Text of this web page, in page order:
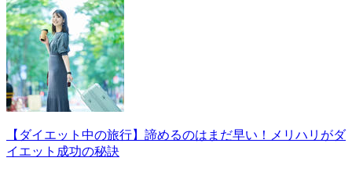
【ダイエット中の旅行】諦めるのはまだ早い！メリハリがダ
イエット成功の秘訣